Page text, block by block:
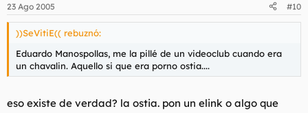
23 Ago 2005 #10
))SeVitiE(( rebuznó:
Eduardo Manospollas, me la pillé de un videoclub cuando era
un chavalin. Aquello si que era porno ostia....
eso existe de verdad? la ostia. pon un elink o algo que